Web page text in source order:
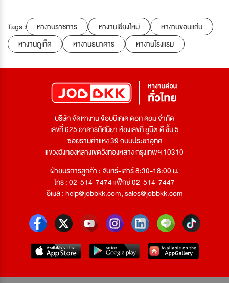
Tags : หางานราชการ หางานเชียงใหม่
หางานขอนแก่น
หางานภูเก็ต
หางานธนาคาร หางานโรงแรม
บริษัท จัดหางาน จ๊อบบีเคเค ดอท คอม จำกัด
เลขที่ 625 อาคารทัศนียา ห้องเลขที่ ยูนิต ดี ชั้น 5
ซอยรามคำแหง 39 ถนนประชาอุทิศ
แขวงวังทองหลางเขตวังทองหลาง กรุงเทพฯ 10310
ฝ่ายบริการลูกค้า : จันทร์-เสาร์ 8:30-18:00 น.
โทร : 02-514-7474 แฟ็กซ์ 02-514-7447
อีเมล :help@jobbkk.com,sales@jobbkk.com